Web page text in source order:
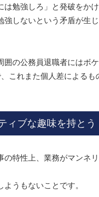
は勉強しろ」と発破をかけ
強しないという矛盾が生
囲の公務員退職者にはボ
これまた個人差によるも
ィブな趣味を持とう
の特性上、業務がマンネ
うもないことです。